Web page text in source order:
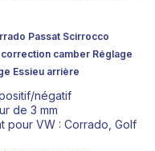
qui correspond
Epytec
dans le
te propose ces
idéales pour les
Passat Scirrocco
camber Réglage
Essieu arrière
négatif
de 3 mm
pour VW : Corrado, Golf 2